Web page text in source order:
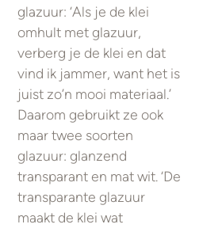
glazuur: ‘Als je de klei
omhult met glazuur,
verberg je de klei en dat
vind ik jammer, want het is
juist zo’n mooi materiaal.’
Daarom gebruikt ze ook
maar twee soorten
glazuur: glanzend
transparant en mat wit. ‘De
transparante glazuur
maakt de klei wat